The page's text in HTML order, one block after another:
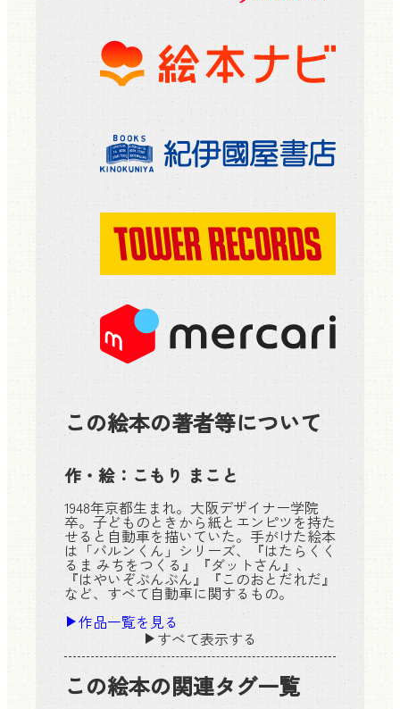
この絵本の著者等について
作・絵： こもり まこと
1948年京都生まれ。大阪デザイナー学院
卒。子どものときから紙とエンピツを持た
せると自動車を描いていた。手がけた絵本
は「バルンくん」シリーズ、『はたらくく
るま みちをつくる』『ダットさん』、
『はやいぞぶんぶん』『このおとだれだ』
など、すべて自動車に関するもの。
作品一覧を見る
すべて表示する
この絵本の関連タグ一覧